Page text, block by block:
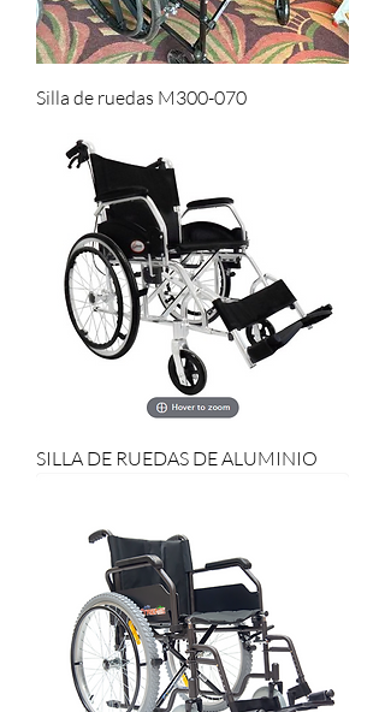
Silla de ruedas M300-070
SILLA DE RUEDAS DE ALUMINIO